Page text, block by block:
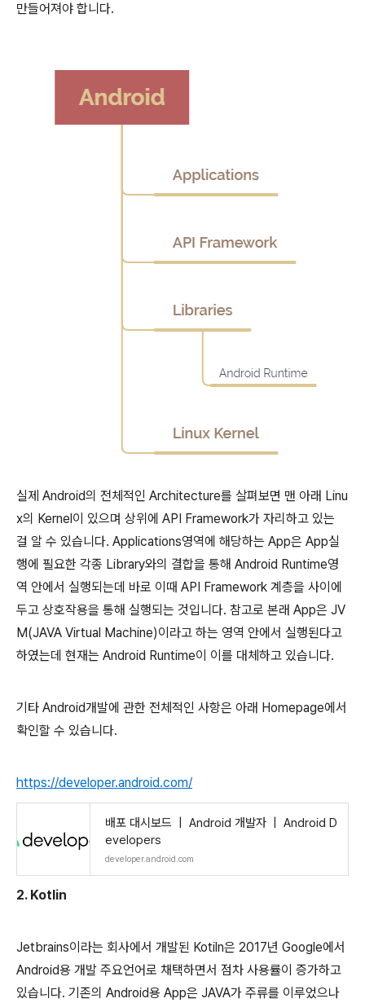
만들어져야 합니다.
실제 Android의 전체적인 Architecture를 살펴보면 맨 아래 Linu
x의 Kernel이 있으며 상위에 API Framework가 자리하고 있는
걸 알 수 있습니다. Applications영역에 해당하는 App은 App실
행에 필요한 각종 Library와의 결합을 통해 Android Runtime영
역 안에서 실행되는데 바로 이때 API Framework 계층을 사이에
두고 상호작용을 통해 실행되는 것입니다. 참고로 본래 App은 JV
M(JAVA Virtual Machine)이라고 하는 영역 안에서 실행된다고
하였는데 현재는 Android Runtime이 이를 대체하고 있습니다.
기타 Android개발에 관한 전체적인 사항은 아래 Homepage에서
확인할 수 있습니다.
https://developer.android.com/
배포 대시보드 | Android 개발자 | Android D
evelopers
developer.android.com
2. Kotlin
Jetbrains이라는 회사에서 개발된 Kotiln은 2017년 Google에서
Android용 개발 주요언어로 채택하면서 점차 사용률이 증가하고
있습니다. 기존의 Android용 App은 JAVA가 주류를 이루었으나